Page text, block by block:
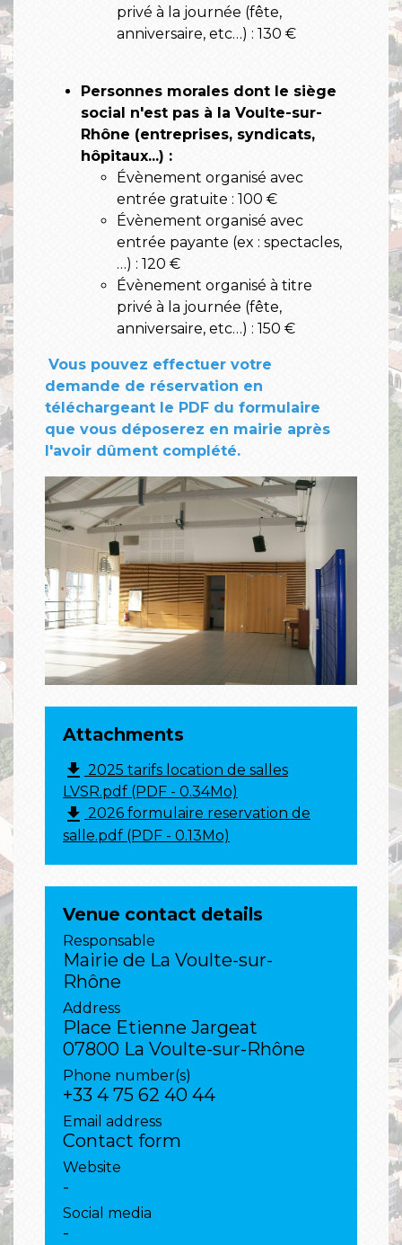
privé à la journée (fête,
anniversaire, etc…) : 130 €
Personnes morales dont le siège
social n'est pas à la Voulte-sur-
Rhône (entreprises, syndicats,
hôpitaux...) :
Évènement organisé avec
entrée gratuite : 100 €
Évènement organisé avec
entrée payante (ex : spectacles,
…) : 120 €
Évènement organisé à titre
privé à la journée (fête,
anniversaire, etc…) : 150 €
Vous pouvez effectuer votre
demande de réservation en
téléchargeant le PDF du formulaire
que vous déposerez en mairie après
l'avoir dûment complété.
Attachments
file_download 2025 tarifs location de salles
LVSR.pdf (PDF - 0.34Mo)
file_download 2026 formulaire reservation de
salle.pdf (PDF - 0.13Mo)
Venue contact details
Responsable
Mairie de La Voulte-sur-
Rhône
Address
Place Etienne Jargeat
07800 La Voulte-sur-Rhône
Phone number(s)
+33 4 75 62 40 44
Email address
Contact form
Website
-
Social media
-